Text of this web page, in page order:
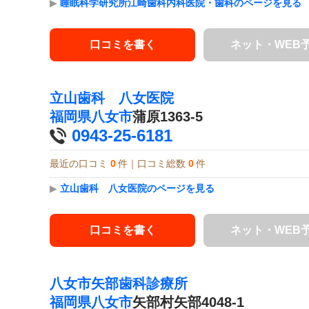
▶ 睡眠科学研究所江崎歯科内科医院・歯科のページを見る
口コミを書く ネット・WEB
立山歯科 八女医院
福岡県八女市蒲原1363-5
0943-25-6181
最近の口コミ 0 件｜口コミ総数 0 件
▶ 立山歯科 八女医院のページを見る
口コミを書く ネット・WEB
八女市矢部歯科診療所
福岡県八女市矢部村矢部4048-1